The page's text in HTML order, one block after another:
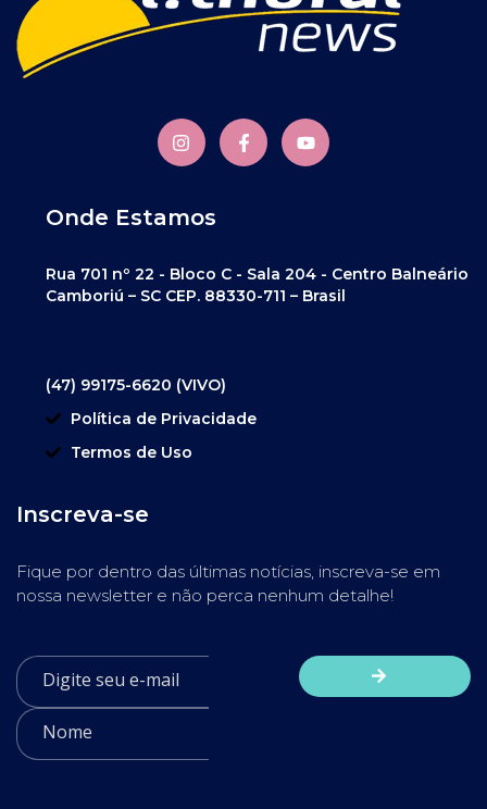
Onde Estamos
Rua 701 nº 22 - Bloco C - Sala 204 - Centro Balneário
Camboriú – SC CEP. 88330-711 – Brasil
(47) 99175-6620 (VIVO)
Política de Privacidade
Termos de Uso
Inscreva-se
Fique por dentro das últimas notícias, inscreva-se em
nossa newsletter e não perca nenhum detalhe!